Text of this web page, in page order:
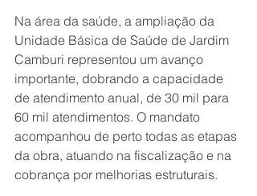
Na área da saúde, a ampliação da
Unidade Básica de Saúde de Jardim
Camburi representou um avanço
importante, dobrando a capacidade
de atendimento anual, de 30 mil para
60 mil atendimentos. O mandato
acompanhou de perto todas as etapas
da obra, atuando na fiscalização e na
cobrança por melhorias estruturais.